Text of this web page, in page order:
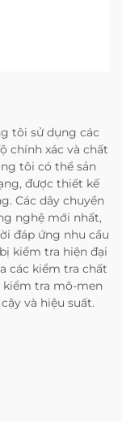
tôi sử dụng các
chính xác và chất
tôi có thể sản
được thiết kế
Các dây chuyền
nghệ mới nhất,
đáp ứng nhu cầu
kiểm tra hiện đại
các kiểm tra chất
kiểm tra mô-men
và hiệu suất.